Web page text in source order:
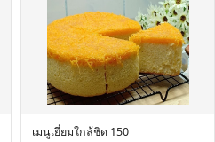
เมนูเยี่ยมใกล้ชิด 150